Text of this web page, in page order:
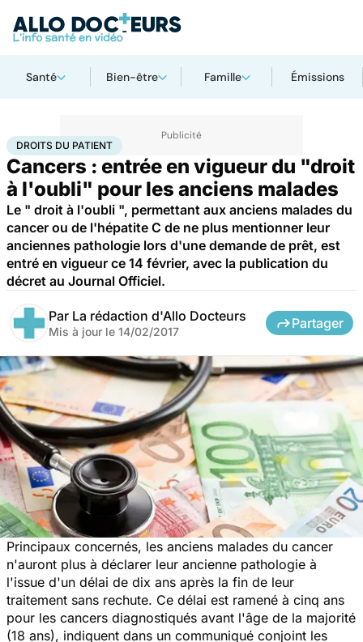
Santé Bien-être Famille Émissions
AccueilSantéMaladies Cancer Droits du patient
DROITS DU PATIENT
Cancers : entrée en vigueur du "droit
à l'oubli" pour les anciens malades
Le " droit à l'oubli ", permettant aux anciens malades du
cancer ou de l'hépatite C de ne plus mentionner leur
anciennes pathologie lors d'une demande de prêt, est
entré en vigueur ce 14 février, avec la publication du
décret au Journal Officiel.
Par La rédaction d'Allo Docteurs
Mis à jour le 14/02/2017
Partager
Principaux concernés, les anciens malades du cancer
n'auront plus à déclarer leur ancienne pathologie à
l'issue d'un délai de dix ans après la fin de leur
traitement sans rechute. Ce délai est ramené à cinq ans
pour les cancers diagnostiqués avant l'âge de la majorité
(18 ans), indiquent dans un communiqué conjoint les